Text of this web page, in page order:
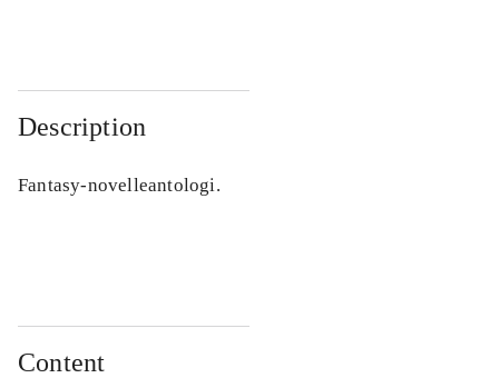
Description
Fantasy-novelleantologi.
Content